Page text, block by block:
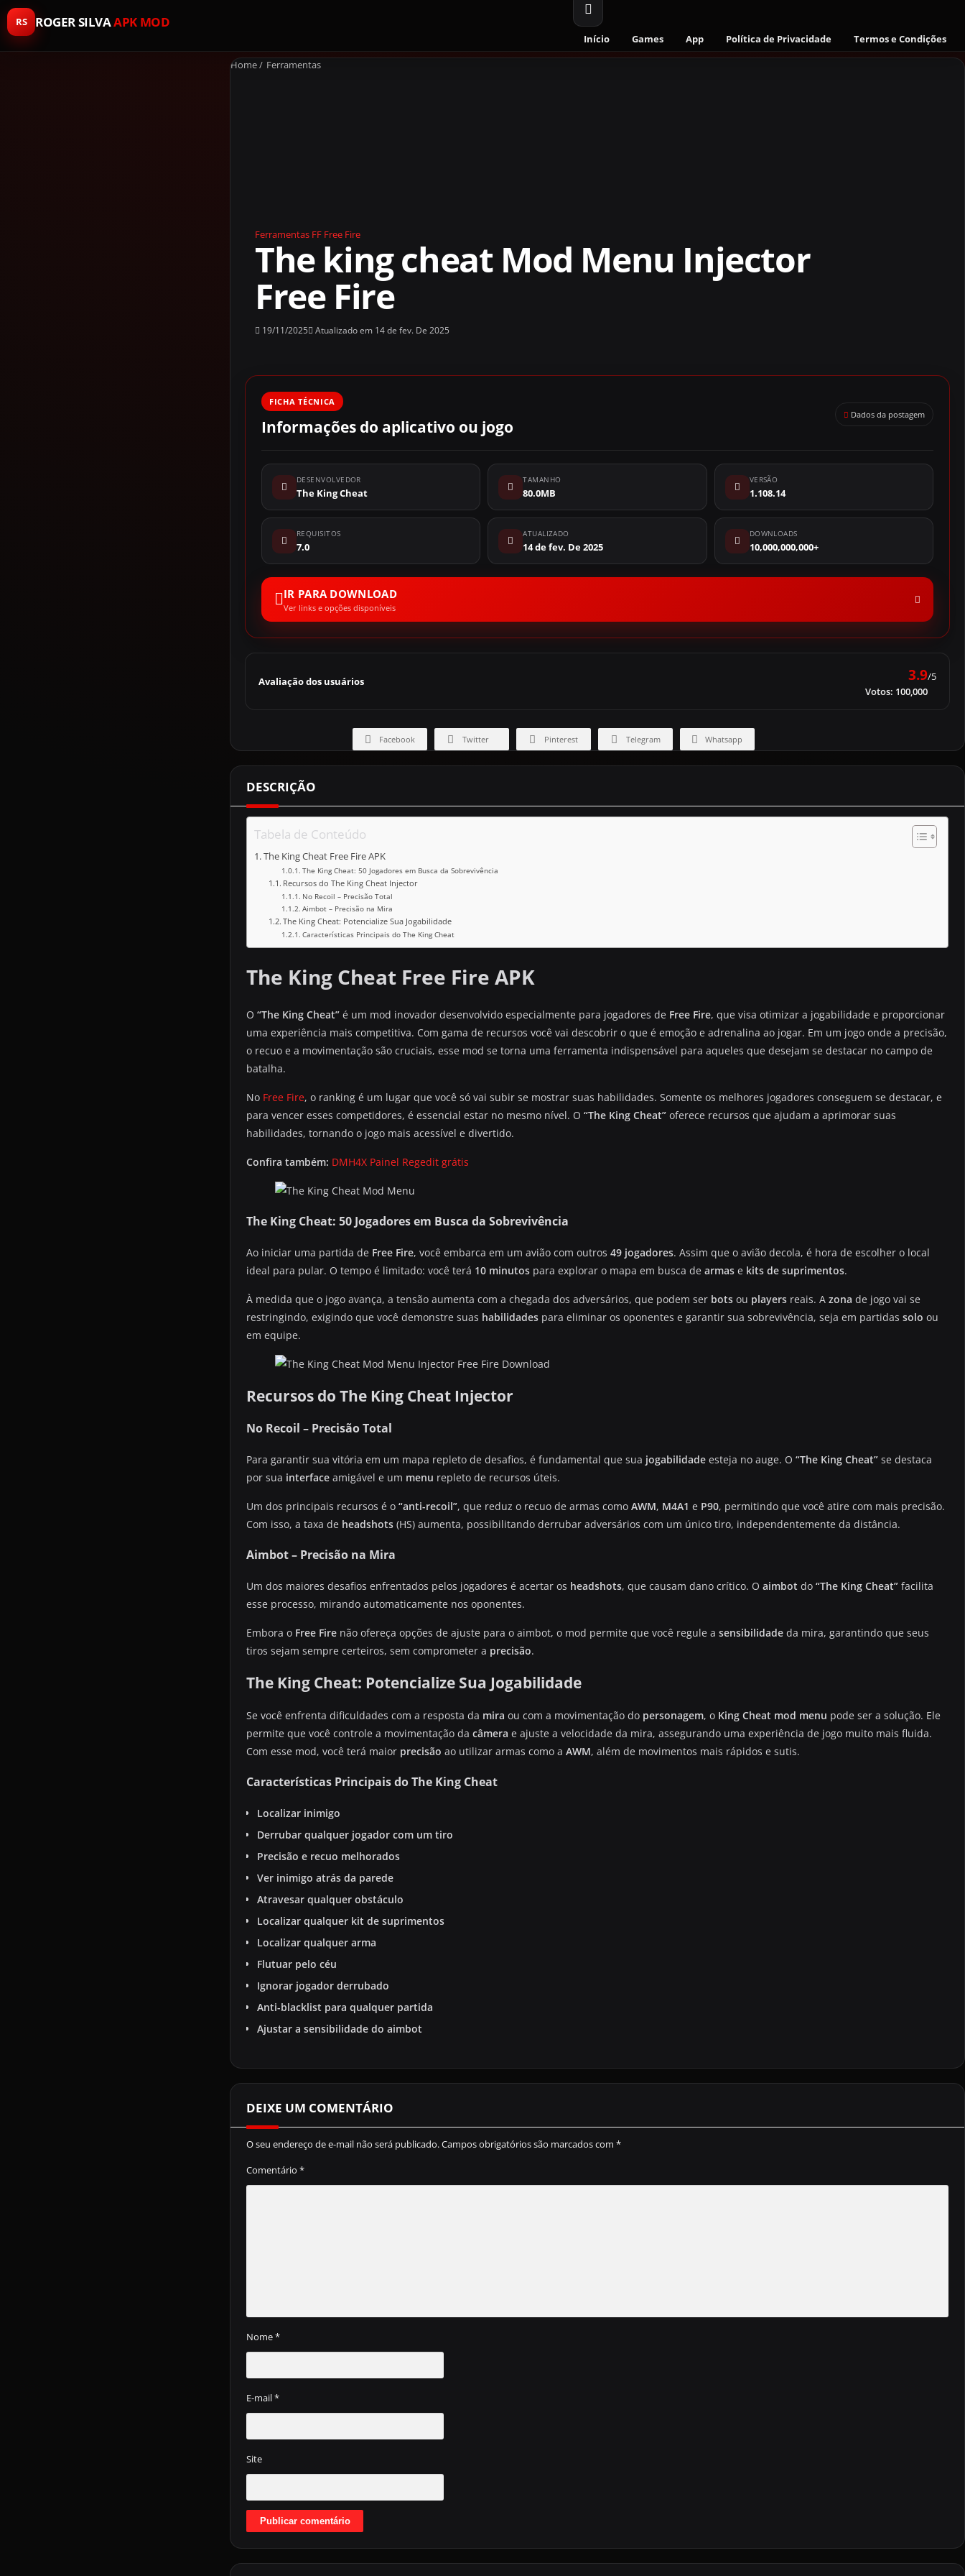
RS ROGER SILVAAPK MOD
Início Games App Política de Privacidade Termos e Condições
Home/ Ferramentas
Ferramentas FF Free Fire
The king cheat Mod Menu Injector
Free Fire
19/11/2025 Atualizado em 14 de fev. De 2025
FICHA TÉCNICA
Informações do aplicativo ou jogo
Dados da postagem
DESENVOLVEDOR
The King Cheat
TAMANHO
80.0MB
VERSÃO
1.108.14
REQUISITOS
7.0
ATUALIZADO
14 de fev. De 2025
DOWNLOADS
10,000,000,000+
IR PARA DOWNLOAD
Ver links e opções disponíveis
Avaliação dos usuários 3.9/5
Votos: 100,000
Facebook Twitter Pinterest Telegram Whatsapp
DESCRIÇÃO
Tabela de Conteúdo
The King Cheat Free Fire APK
The King Cheat: 50 Jogadores em Busca da Sobrevivência
Recursos do The King Cheat Injector
No Recoil – Precisão Total
Aimbot – Precisão na Mira
The King Cheat: Potencialize Sua Jogabilidade
Características Principais do The King Cheat
The King Cheat Free Fire APK
O “The King Cheat” é um mod inovador desenvolvido especialmente para jogadores de Free Fire, que visa otimizar a jogabilidade e proporcionar
uma experiência mais competitiva. Com gama de recursos você vai descobrir o que é emoção e adrenalina ao jogar. Em um jogo onde a precisão,
o recuo e a movimentação são cruciais, esse mod se torna uma ferramenta indispensável para aqueles que desejam se destacar no campo de
batalha.
No Free Fire, o ranking é um lugar que você só vai subir se mostrar suas habilidades. Somente os melhores jogadores conseguem se destacar, e
para vencer esses competidores, é essencial estar no mesmo nível. O “The King Cheat” oferece recursos que ajudam a aprimorar suas
habilidades, tornando o jogo mais acessível e divertido.
Confira também: DMH4X Painel Regedit grátis
The King Cheat: 50 Jogadores em Busca da Sobrevivência
Ao iniciar uma partida de Free Fire, você embarca em um avião com outros 49 jogadores. Assim que o avião decola, é hora de escolher o local
ideal para pular. O tempo é limitado: você terá 10 minutos para explorar o mapa em busca de armas e kits de suprimentos.
À medida que o jogo avança, a tensão aumenta com a chegada dos adversários, que podem ser bots ou players reais. A zona de jogo vai se
restringindo, exigindo que você demonstre suas habilidades para eliminar os oponentes e garantir sua sobrevivência, seja em partidas solo ou
em equipe.
Recursos do The King Cheat Injector
No Recoil – Precisão Total
Para garantir sua vitória em um mapa repleto de desafios, é fundamental que sua jogabilidade esteja no auge. O “The King Cheat” se destaca
por sua interface amigável e um menu repleto de recursos úteis.
Um dos principais recursos é o “anti-recoil”, que reduz o recuo de armas como AWM, M4A1 e P90, permitindo que você atire com mais precisão.
Com isso, a taxa de headshots (HS) aumenta, possibilitando derrubar adversários com um único tiro, independentemente da distância.
Aimbot – Precisão na Mira
Um dos maiores desafios enfrentados pelos jogadores é acertar os headshots, que causam dano crítico. O aimbot do “The King Cheat” facilita
esse processo, mirando automaticamente nos oponentes.
Embora o Free Fire não ofereça opções de ajuste para o aimbot, o mod permite que você regule a sensibilidade da mira, garantindo que seus
tiros sejam sempre certeiros, sem comprometer a precisão.
The King Cheat: Potencialize Sua Jogabilidade
Se você enfrenta dificuldades com a resposta da mira ou com a movimentação do personagem, o King Cheat mod menu pode ser a solução. Ele
permite que você controle a movimentação da câmera e ajuste a velocidade da mira, assegurando uma experiência de jogo muito mais fluida.
Com esse mod, você terá maior precisão ao utilizar armas como a AWM, além de movimentos mais rápidos e sutis.
Características Principais do The King Cheat
Localizar inimigo
Derrubar qualquer jogador com um tiro
Precisão e recuo melhorados
Ver inimigo atrás da parede
Atravesar qualquer obstáculo
Localizar qualquer kit de suprimentos
Localizar qualquer arma
Flutuar pelo céu
Ignorar jogador derrubado
Anti-blacklist para qualquer partida
Ajustar a sensibilidade do aimbot
DEIXE UM COMENTÁRIO
O seu endereço de e-mail não será publicado.Campos obrigatórios são marcados com *
Comentário *
Nome*
E-mail*
Site